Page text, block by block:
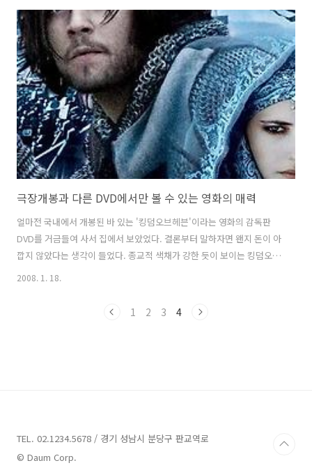
것처럼 신체가 퇴보되고 지능이 극도로 높아짐에 따라 비대칭 구조로 일
관되었던 나 혹은 에서 보여졌던 외계인의 모습이 아니라 마치 나 에서
본듯한 괴이한 형상을 한 모습입니다. 현재의 어느날 외계에서 비행물체
가 지구를 찾아오는 것으로 영화는 시작됩니다. 그렇지만 지구침공이나
지구의 생태를 연구하기 위해서 찾은 것이 아니라 지구라는 행성에 불시
착한 모습을 보이고 있죠. ..
극장개봉과 다른 DVD에서만 볼 수 있는 영화의 매력
얼마전 국내에서 개봉된 바 있는 '킹덤오브헤븐'이라는 영화의 감독판
DVD를 거금들여 사서 집에서 보았었다. 결론부터 말하자면 왠지 돈이 아
깝지 않았다는 생각이 들었다. 종교적 색채가 강한 듯이 보이는 킹덤오브
헤븐이지만 극장에서 봤을 당시 종교적 색채보다는 사람냄새나는 쪽에
은 영화라는 평가를 해봤었다. 무엇보다 이러한 생각을 하게 된 것이 마
2008. 1. 18.
1 2 3 4
TEL. 02.1234.5678 / 경기 성남시 분당구 판교역로
© Daum Corp.